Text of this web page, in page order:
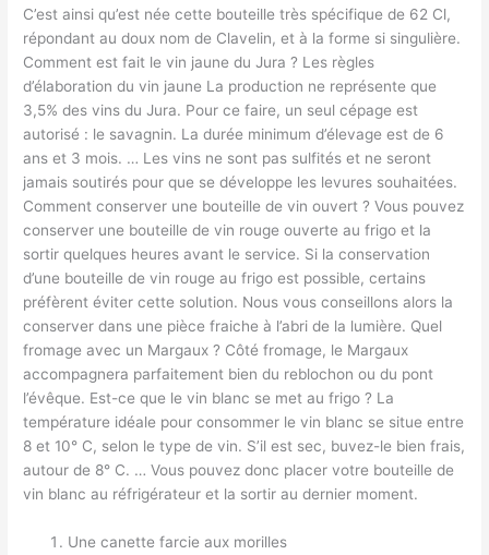
C’est ainsi qu’est née cette bouteille très spécifique de 62 Cl,
répondant au doux nom de Clavelin, et à la forme si singulière.
Comment est fait le vin jaune du Jura ? Les règles
d’élaboration du vin jaune La production ne représente que
3,5% des vins du Jura. Pour ce faire, un seul cépage est
autorisé : le savagnin. La durée minimum d’élevage est de 6
ans et 3 mois. … Les vins ne sont pas sulfités et ne seront
jamais soutirés pour que se développe les levures souhaitées.
Comment conserver une bouteille de vin ouvert ? Vous pouvez
conserver une bouteille de vin rouge ouverte au frigo et la
sortir quelques heures avant le service. Si la conservation
d’une bouteille de vin rouge au frigo est possible, certains
préfèrent éviter cette solution. Nous vous conseillons alors la
conserver dans une pièce fraiche à l’abri de la lumière. Quel
fromage avec un Margaux ? Côté fromage, le Margaux
accompagnera parfaitement bien du reblochon ou du pont
l’évêque. Est-ce que le vin blanc se met au frigo ? La
température idéale pour consommer le vin blanc se situe entre
8 et 10° C, selon le type de vin. S’il est sec, buvez-le bien frais,
autour de 8° C. … Vous pouvez donc placer votre bouteille de
vin blanc au réfrigérateur et la sortir au dernier moment.
Une canette farcie aux morilles